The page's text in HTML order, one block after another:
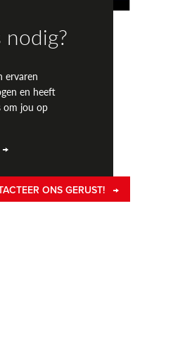
ervaren
en heeft
om jou op
ONS GERUST!